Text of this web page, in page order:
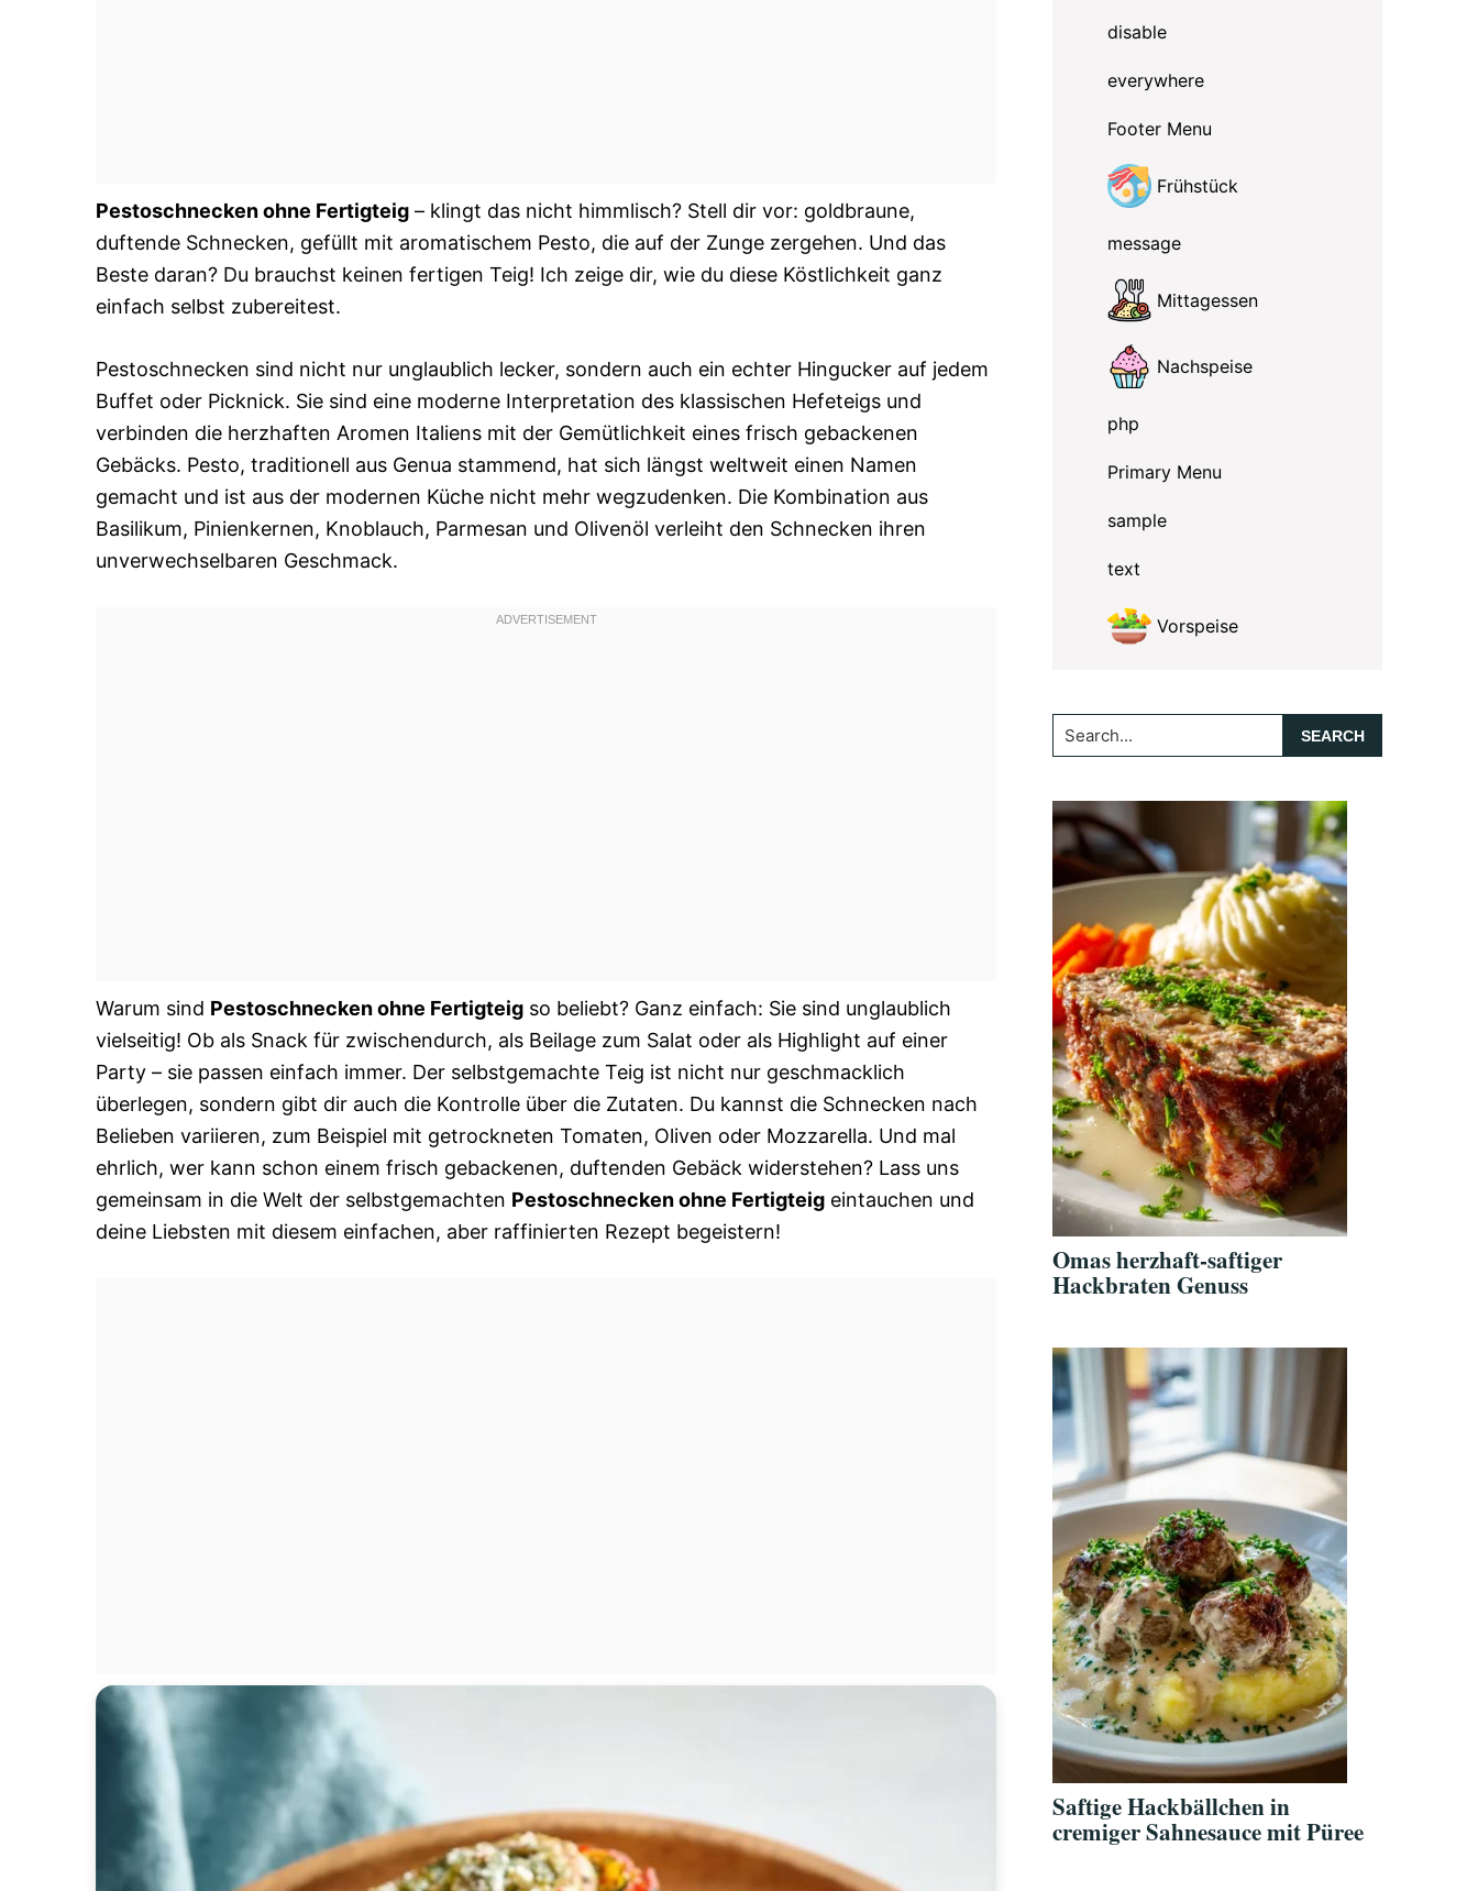
Pestoschnecken ohne Fertigteig – klingt das nicht himmlisch? Stell dir vor: goldbraune,
duftende Schnecken, gefüllt mit aromatischem Pesto, die auf der Zunge zergehen. Und das
Beste daran? Du brauchst keinen fertigen Teig! Ich zeige dir, wie du diese Köstlichkeit ganz
einfach selbst zubereitest.
Pestoschnecken sind nicht nur unglaublich lecker, sondern auch ein echter Hingucker auf jedem
Buffet oder Picknick. Sie sind eine moderne Interpretation des klassischen Hefeteigs und
verbinden die herzhaften Aromen Italiens mit der Gemütlichkeit eines frisch gebackenen
Gebäcks. Pesto, traditionell aus Genua stammend, hat sich längst weltweit einen Namen
gemacht und ist aus der modernen Küche nicht mehr wegzudenken. Die Kombination aus
Basilikum, Pinienkernen, Knoblauch, Parmesan und Olivenöl verleiht den Schnecken ihren
unverwechselbaren Geschmack.
Warum sind Pestoschnecken ohne Fertigteig so beliebt? Ganz einfach: Sie sind unglaublich
vielseitig! Ob als Snack für zwischendurch, als Beilage zum Salat oder als Highlight auf einer
Party – sie passen einfach immer. Der selbstgemachte Teig ist nicht nur geschmacklich
überlegen, sondern gibt dir auch die Kontrolle über die Zutaten. Du kannst die Schnecken nach
Belieben variieren, zum Beispiel mit getrockneten Tomaten, Oliven oder Mozzarella. Und mal
ehrlich, wer kann schon einem frisch gebackenen, duftenden Gebäck widerstehen? Lass uns
gemeinsam in die Welt der selbstgemachten Pestoschnecken ohne Fertigteig eintauchen und
deine Liebsten mit diesem einfachen, aber raffinierten Rezept begeistern!
disable
everywhere
Footer Menu
Frühstück
message
Mittagessen
Nachspeise
php
Primary Menu
sample
text
Vorspeise
Search...
Omas herzhaft-saftiger
Hackbraten Genuss
Saftige Hackbällchen in
cremiger Sahnesauce mit Püree